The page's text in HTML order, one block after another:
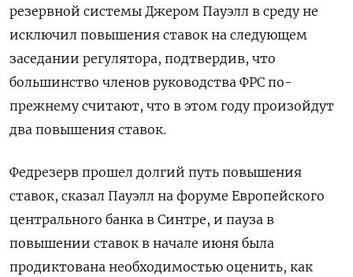
резервной системы Джером Пауэлл в среду не
исключил повышения ставок на следующем
заседании регулятора, подтвердив, что
большинство членов руководства ФРС по-
прежнему считают, что в этом году произойдут
два повышения ставок.
Федрезерв прошел долгий путь повышения
ставок, сказал Пауэлл на форуме Европейского
центрального банка в Синтре, и пауза в
повышении ставок в начале июня была
продиктована необходимостью оценить, как